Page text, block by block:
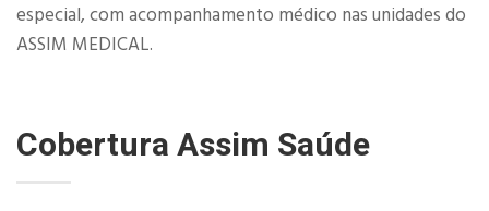
especial, com acompanhamento médico nas unidades do
ASSIM MEDICAL.
CoberturaAssim Saúde